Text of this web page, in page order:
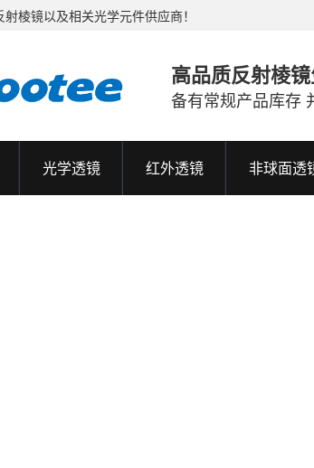
棱镜以及相关光学元件供应商！
高品质反射棱
备有常规产品库存
光学透镜 红外透镜 非球面透